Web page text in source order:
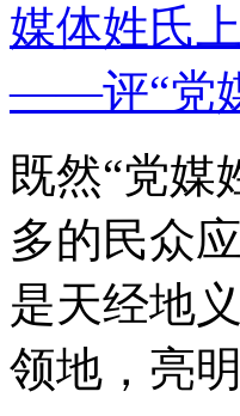
媒体姓氏
——评“党
既然“党媒
多的民众
是天经地
领地，亮